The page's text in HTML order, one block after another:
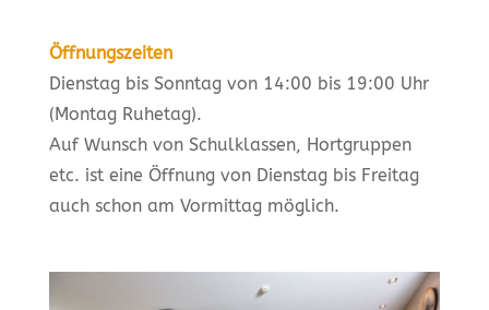
Öffnungszeiten
Dienstag bis Sonntag von 14:00 bis 19:00 Uhr
(Montag Ruhetag).
Auf Wunsch von Schulklassen, Hortgruppen
etc. ist eine Öffnung von Dienstag bis Freitag
auch schon am Vormittag möglich.